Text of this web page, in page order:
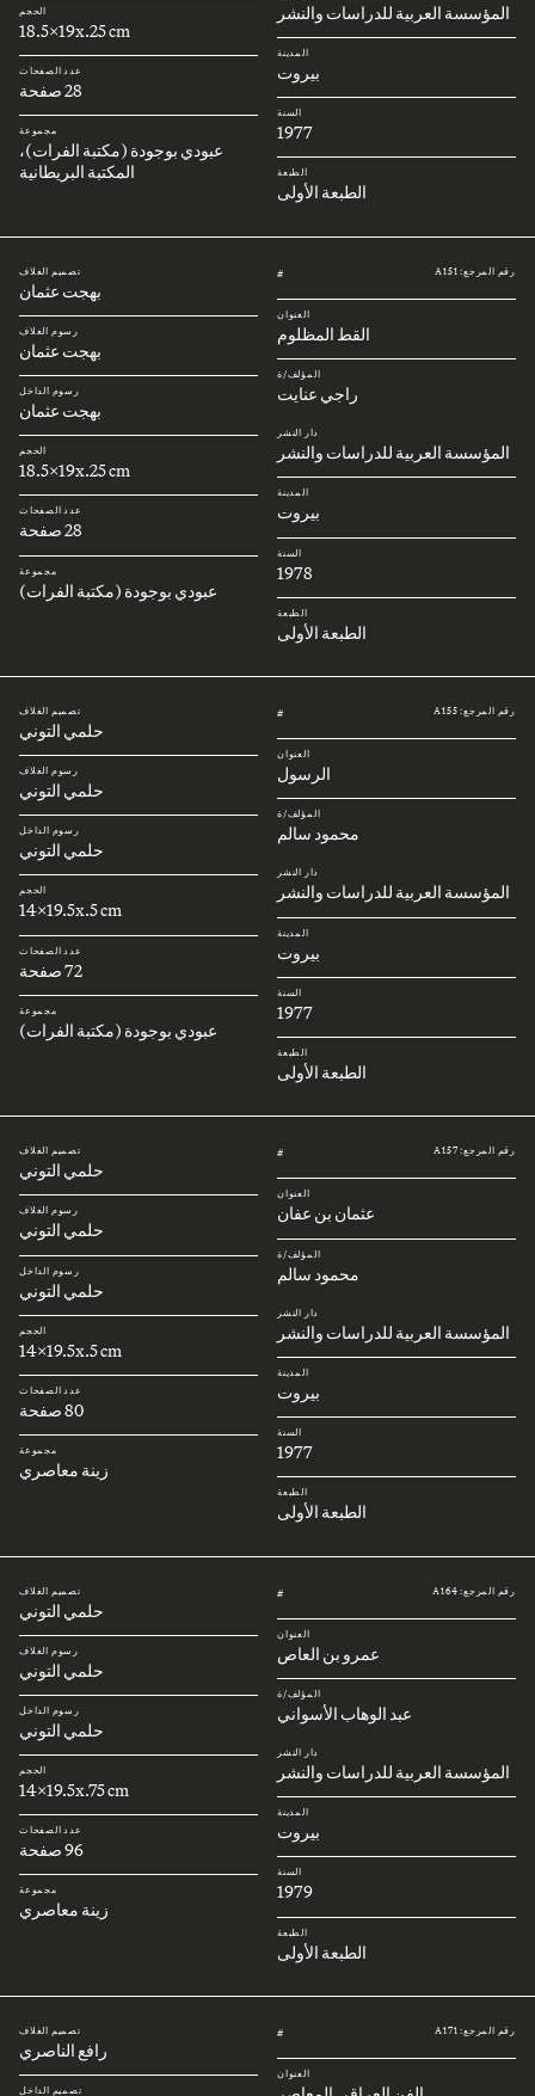
المؤسسة العربية للدراسات والنشر
المدينة
بيروت
السنة
1977
الطبعة
الطبعة الأولى
الحجم
18.5x19x.25 cm
عدد الصفحات
28 صفحة
مجموعة
عبودي بوجودة (مكتبة الفرات)،
المكتبة البريطانية
رقم المرجع: A151 #
العنوان
القط المظلوم
المؤلف/ة
راجي عنايت
دار النشر
المؤسسة العربية للدراسات والنشر
المدينة
بيروت
السنة
1978
الطبعة
الطبعة الأولى
تصميم الغلاف
بهجت عثمان
رسوم الغلاف
بهجت عثمان
رسوم الداخل
بهجت عثمان
الحجم
18.5x19x.25 cm
عدد الصفحات
28 صفحة
مجموعة
عبودي بوجودة (مكتبة الفرات)
رقم المرجع: A155 #
العنوان
الرسول
المؤلف/ة
محمود سالم
دار النشر
المؤسسة العربية للدراسات والنشر
المدينة
بيروت
السنة
1977
الطبعة
الطبعة الأولى
تصميم الغلاف
حلمي التوني
رسوم الغلاف
حلمي التوني
رسوم الداخل
حلمي التوني
الحجم
14x19.5x.5 cm
عدد الصفحات
72 صفحة
مجموعة
عبودي بوجودة (مكتبة الفرات)
رقم المرجع: A157 #
العنوان
عثمان بن عفان
المؤلف/ة
محمود سالم
دار النشر
المؤسسة العربية للدراسات والنشر
المدينة
بيروت
السنة
1977
الطبعة
الطبعة الأولى
تصميم الغلاف
حلمي التوني
رسوم الغلاف
حلمي التوني
رسوم الداخل
حلمي التوني
الحجم
14x19.5x.5 cm
عدد الصفحات
80 صفحة
مجموعة
زينة معاصري
رقم المرجع: A164 #
العنوان
عمرو بن العاص
المؤلف/ة
عبد الوهاب الأسواني
دار النشر
المؤسسة العربية للدراسات والنشر
المدينة
بيروت
السنة
1979
الطبعة
الطبعة الأولى
تصميم الغلاف
حلمي التوني
رسوم الغلاف
حلمي التوني
رسوم الداخل
حلمي التوني
الحجم
14x19.5x.75 cm
عدد الصفحات
96 صفحة
مجموعة
زينة معاصري
رقم المرجع: A171 #
العنوان
تصميم الغلاف
رافع الناصري
تصميم الداخل